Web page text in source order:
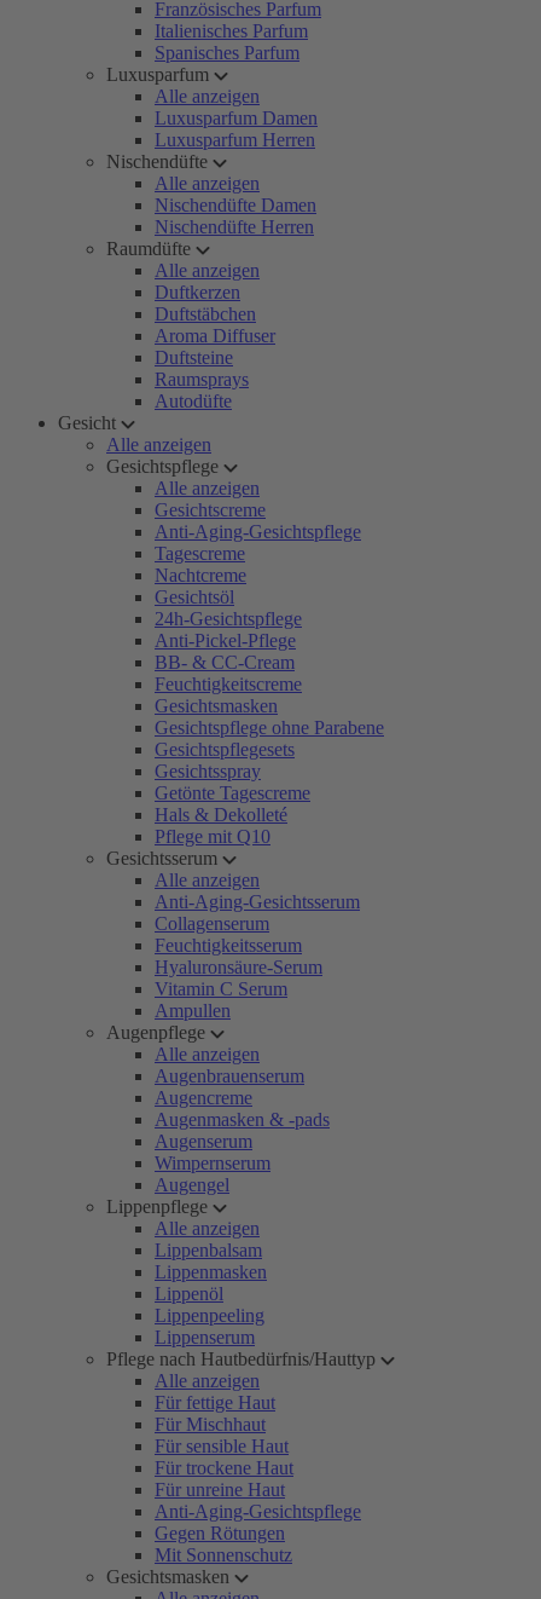
Französisches Parfum
Italienisches Parfum
Spanisches Parfum
Luxusparfum
Alle anzeigen
Luxusparfum Damen
Luxusparfum Herren
Nischendüfte
Alle anzeigen
Nischendüfte Damen
Nischendüfte Herren
Raumdüfte
Alle anzeigen
Duftkerzen
Duftstäbchen
Aroma Diffuser
Duftsteine
Raumsprays
Autodüfte
Gesicht
Alle anzeigen
Gesichtspflege
Alle anzeigen
Gesichtscreme
Anti-Aging-Gesichtspflege
Tagescreme
Nachtcreme
Gesichtsöl
24h-Gesichtspflege
Anti-Pickel-Pflege
BB- & CC-Cream
Feuchtigkeitscreme
Gesichtsmasken
Gesichtspflege ohne Parabene
Gesichtspflegesets
Gesichtsspray
Getönte Tagescreme
Hals & Dekolleté
Pflege mit Q10
Gesichtsserum
Alle anzeigen
Anti-Aging-Gesichtsserum
Collagenserum
Feuchtigkeitsserum
Hyaluronsäure-Serum
Vitamin C Serum
Ampullen
Augenpflege
Alle anzeigen
Augenbrauenserum
Augencreme
Augenmasken & -pads
Augenserum
Wimpernserum
Augengel
Lippenpflege
Alle anzeigen
Lippenbalsam
Lippenmasken
Lippenöl
Lippenpeeling
Lippenserum
Pflege nach Hautbedürfnis/Hauttyp
Alle anzeigen
Für fettige Haut
Für Mischhaut
Für sensible Haut
Für trockene Haut
Für unreine Haut
Anti-Aging-Gesichtspflege
Gegen Rötungen
Mit Sonnenschutz
Gesichtsmasken